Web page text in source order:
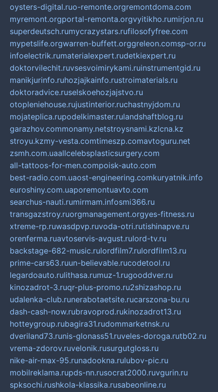
oysters-digital.ruo-remonte.orgremontdoma.com
myremont.orgportal-remonta.orgvyitikho.rumirjon.ru
superdeutsch.rumycrazystars.rufilosofyfree.com
mypetslife.orgwarren-buffett.orggreleon.comsp-or.ru
infoelectrik.rumaterialexpert.rudetkiexpert.ru
doktorvilechit.ruvsesvoimirykami.ruinstrumentgid.ru
manikjurinfo.ruhozjajkainfo.rustroimaterials.ru
doktoradvice.ruselskoehozjajstvo.ru
otopleniehouse.rujustinterior.ruchastnyjdom.ru
mojateplica.rupodelkimaster.rulandshaftblog.ru
garazhov.commonamy.netstroysnami.kzlcna.kz
stroyu.kzmy-vesta.comtimeszp.comavtoguru.net
zsmh.com.uaallcelebsplasticsurgery.com
all-tattoos-for-men.compoisk-auto.com
best-radio.com.uaost-engineering.comkuryatnik.info
euroshiny.com.uaporemontuavto.com
searchus-nauti.rumirmam.infosmi366.ru
transgazstroy.ruorgmanagement.orgyes-fitness.ru
xtreme-rp.ruwasdpvp.ruvoda-otri.rutishinapve.ru
orenferma.ruavtoservis-avgust.rulord-tv.ru
backstage-682-music.rulordfilm7.rulordfilm13.ru
prime-cars63.ruun-believable.rucodetool.ru
legardoauto.rulithasa.rumuz-1.rugooddver.ru
kinozadrot-3.ruqr-plus-promo.ru2shizashop.ru
udalenka-club.runerabotaetsite.rucarszona-bu.ru
dash-cash-now.rubravoprod.rukinozadrot13.ru
hotteygroup.rubagira31.rudommarketnsk.ru
dveriland73.runis-glonass51.ruveles-doroga.rutb02.ru
vrema-zdorov.ruvelonik.rusurgutgloss.ru
nike-air-max-95.runadookna.rulubov-pic.ru
mobilreklama.rupds-nn.rusocrat2000.ruvgurin.ru
spksochi.rushkola-klassika.rusabeonline.ru